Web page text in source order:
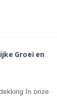
Groei en
In onze